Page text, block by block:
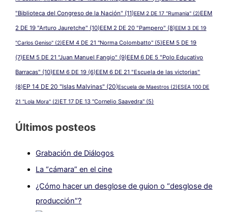
"Biblioteca del Congreso de la Nación" (11)EEM 2 DE 17 "Rumania" (2)EEM
2 DE 19 "Arturo Jauretche" (10)EEM 2 DE 20 "Pampero" (8)EEM 3 DE 19
"Carlos Geniso" (2)EEM 4 DE 21 "Norma Colombatto" (5)EEM 5 DE 19
(7)EEM 5 DE 21 "Juan Manuel Fangio" (9)EEM 6 DE 5 "Polo Educativo
Barracas" (10)EEM 6 DE 19 (6)EEM 6 DE 21 "Escuela de las victorias"
(8)EP 14 DE 20 "Islas Malvinas" (20)Escuela de Maestros (2)ESEA 100 DE
21 "Lola Mora" (2)ET 17 DE 13 "Cornelio Saavedra" (5)
Últimos posteos
Grabación de Diálogos
La “cámara” en el cine
¿Cómo hacer un desglose de guion o “desglose de
producción”?